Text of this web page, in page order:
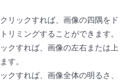
リックすれば、画像の四隅をド
リミングすることができます。
クすれば、画像の左右または上
す。
クすれば、画像全体の明るさ、